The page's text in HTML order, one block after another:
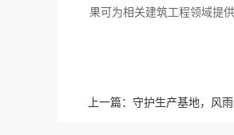
果可为相关建筑工程领域提
上一篇： 守护生产基地，风